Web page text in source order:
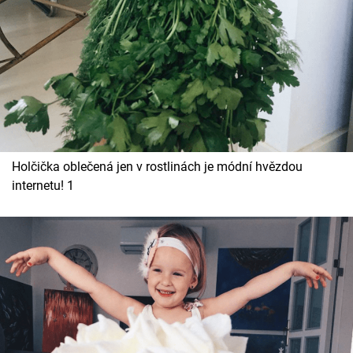
Cool Esport
Pořady
TV Program
Sledujte prima+
Přihlášení
Holčička oblečená jen v rostlinách je módní hvězdou
internetu! 1